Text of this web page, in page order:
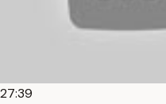
27:39